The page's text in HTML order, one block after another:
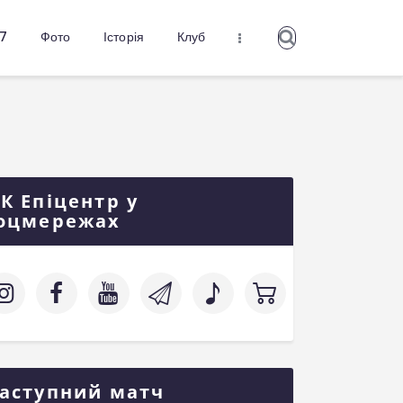
Фото Історія Клуб
Епіцентр у
матч